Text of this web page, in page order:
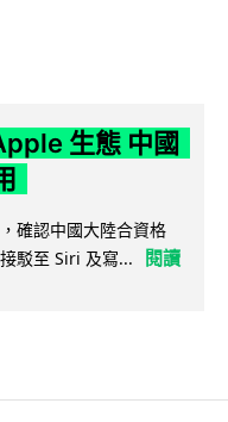
生態 中國
確認中國大陸合資格
駁至 Siri 及寫...
閱讀